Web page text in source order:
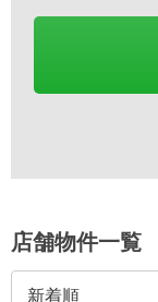
店舗物件一覧